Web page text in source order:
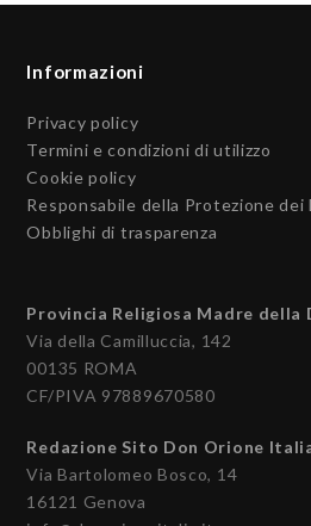
Informazioni
Privacy policy
Termini e condizioni di utilizzo
Cookie policy
Responsabile della Protezione dei
Obblighi di trasparenza
Provincia Religiosa Madre della
Via della Camilluccia, 142
00135 ROMA
CF/PIVA 97889670580
Redazione Sito Don Orione
Via Bartolomeo Bosco, 14
16121 Genova